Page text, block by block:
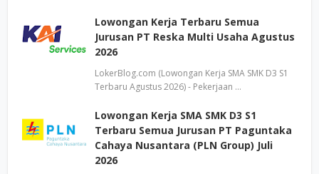
Lowongan Kerja Terbaru Semua
Jurusan PT Reska Multi Usaha Agustus
2026
LokerBlog.com (Lowongan Kerja SMA SMK D3 S1
Terbaru Agustus 2026) - Pekerjaan …
Lowongan Kerja SMA SMK D3 S1
Terbaru Semua Jurusan PT Paguntaka
Cahaya Nusantara (PLN Group) Juli
2026